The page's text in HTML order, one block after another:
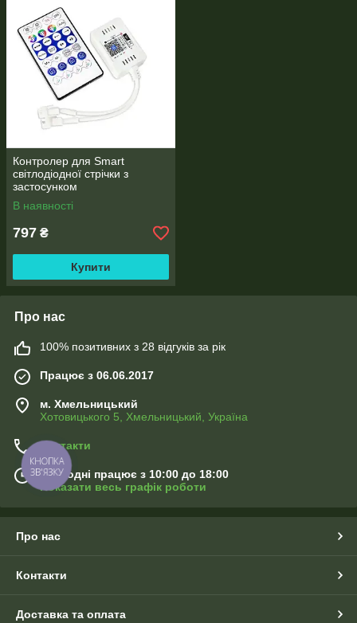
Контролер для Smart
світлодіодної стрічки з
застосунком
В наявності
797 ₴
Купити
Про нас
100% позитивних з 28 відгуків за рік
Працює з 06.06.2017
м. Хмельницький
Хотовицького 5, Хмельницький, Україна
Контакти
Сьогодні працює з 10:00 до 18:00
Показати весь графік роботи
Про нас
Контакти
Доставка та оплата
КНОПКА
ЗВ'ЯЗКУ